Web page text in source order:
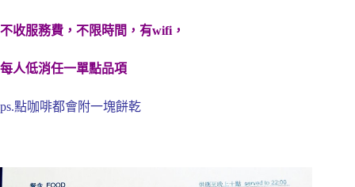
不收服務費，不限時間，有wifi，
每人低消任一單點品項
ps.點咖啡都會附一塊餅乾